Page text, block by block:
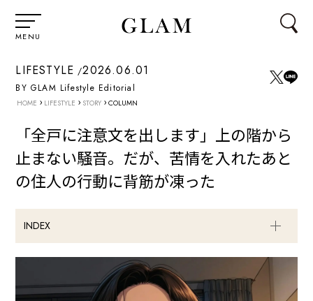
MENU
LIFESTYLE 2026.06.01
BY GLAM Lifestyle Editorial
HOME › LIFESTYLE › STORY › COLUMN
「全戸に注意文を出します」上の階から
止まない騒音。だが、苦情を入れたあと
の住人の行動に背筋が凍った
INDEX